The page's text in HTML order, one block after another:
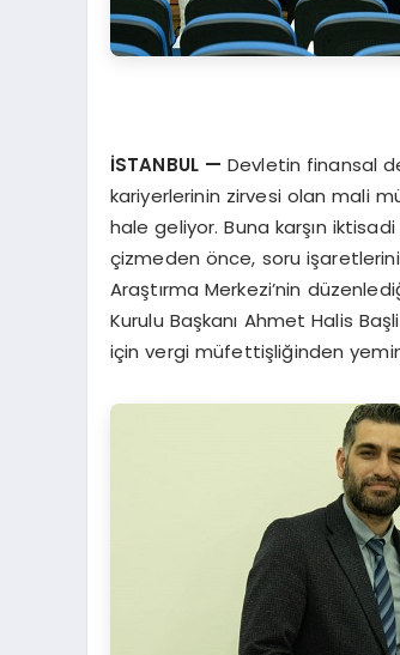
İSTANBUL — Devletin finansal
kariyerlerinin zirvesi olan mali
hale geliyor. Buna karşın
çizmeden önce, soru
Araştırma Merkezi’nin
Kurulu Başkanı Ahmet Halis
için vergi müfettişliğinden